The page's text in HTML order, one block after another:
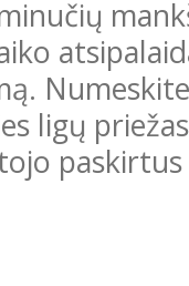
ligų